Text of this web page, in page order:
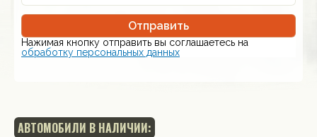
Отправить
Нажимая кнопку отправить вы соглашаетесь на
обработку персональных данных
АВТОМОБИЛИ В НАЛИЧИИ: